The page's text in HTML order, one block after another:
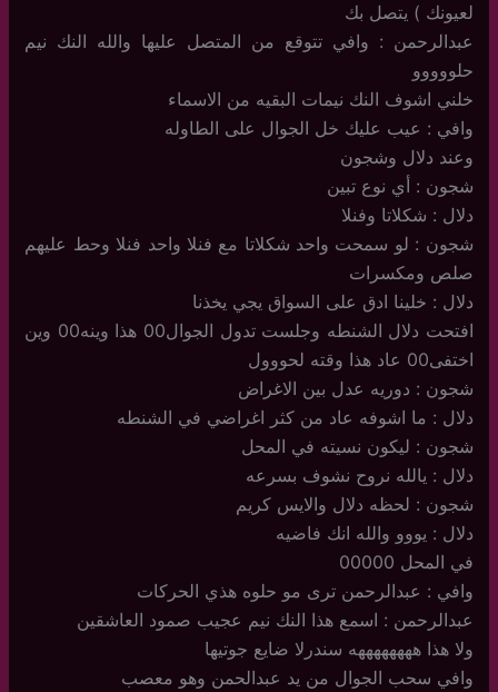
لعيونك ) يتصل بك
عبدالرحمن : وافي تتوقع من المتصل عليها والله النك نيم
حلووووو
خلني اشوف النك نيمات البقيه من الاسماء
وافي : عيب عليك خل الجوال على الطاوله
وعند دلال وشجون
شجون : أي نوع تبين
دلال : شكلاتا وفنلا
شجون : لو سمحت واحد شكلاتا مع فنلا واحد فنلا وحط عليهم
صلص ومكسرات
دلال : خلينا ادق على السواق يجي يخذنا
افتحت دلال الشنطه وجلست تدول الجوال00 هذا وينه00 وين
اختفى00 عاد هذا وقته لحووول
شجون : دوريه عدل بين الاغراض
دلال : ما اشوفه عاد من كثر اغراضي في الشنطه
شجون : ليكون نسيته في المحل
دلال : يالله نروح نشوف بسرعه
شجون : لحظه دلال والايس كريم
دلال : يووو والله انك فاضيه
في المحل 00000
وافي : عبدالرحمن ترى مو حلوه هذي الحركات
عبدالرحمن : اسمع هذا النك نيم عجيب صمود العاشقين
ولا هذا ههههههههه سندرلا ضايع جوتيها
وافي سحب الجوال من يد عبدالحمن وهو معصب